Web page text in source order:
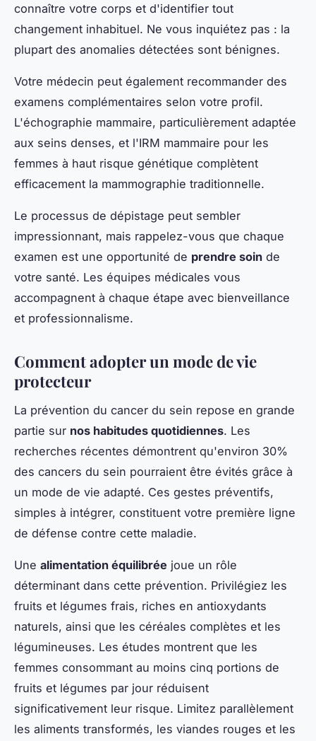
connaître votre corps et d'identifier tout
changement inhabituel. Ne vous inquiétez pas : la
plupart des anomalies détectées sont bénignes.
Votre médecin peut également recommander des
examens complémentaires selon votre profil.
L'échographie mammaire, particulièrement adaptée
aux seins denses, et l'IRM mammaire pour les
femmes à haut risque génétique complètent
efficacement la mammographie traditionnelle.
Le processus de dépistage peut sembler
impressionnant, mais rappelez-vous que chaque
examen est une opportunité de prendre soin de
votre santé. Les équipes médicales vous
accompagnent à chaque étape avec bienveillance
et professionnalisme.
Comment adopter un mode de vie
protecteur
La prévention du cancer du sein repose en grande
partie sur nos habitudes quotidiennes. Les
recherches récentes démontrent qu'environ 30%
des cancers du sein pourraient être évités grâce à
un mode de vie adapté. Ces gestes préventifs,
simples à intégrer, constituent votre première ligne
de défense contre cette maladie.
Une alimentation équilibrée joue un rôle
déterminant dans cette prévention. Privilégiez les
fruits et légumes frais, riches en antioxydants
naturels, ainsi que les céréales complètes et les
légumineuses. Les études montrent que les
femmes consommant au moins cinq portions de
fruits et légumes par jour réduisent
significativement leur risque. Limitez parallèlement
les aliments transformés, les viandes rouges et les